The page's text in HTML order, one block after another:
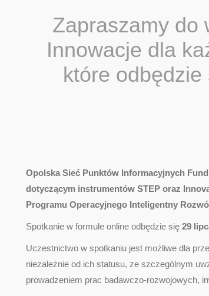
Zapraszamy do
Innowacje dla
które
Opolska Sieć Punktów Informacyjnych
dotyczącym instrumentów STEP oraz
Programu Operacyjnego Inteligentny
Spotkanie w formule online odbędzie się 29
Uczestnictwo w spotkaniu jest możliwe dla
niezależnie od ich statusu, ze szczególnym
prowadzeniem prac badawczo-rozwojowych,